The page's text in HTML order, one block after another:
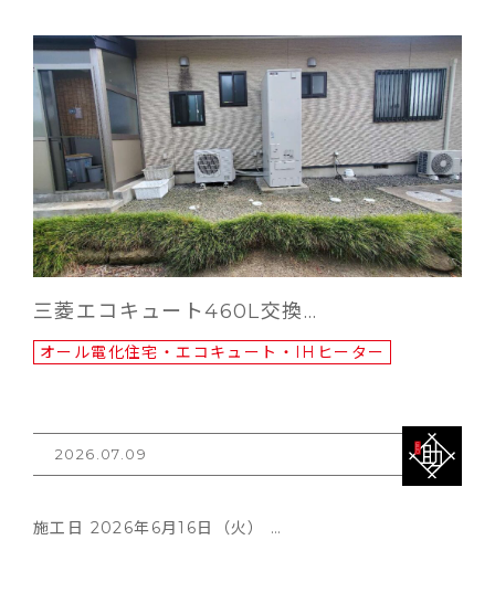
三菱エコキュート460L交換…
オール電化住宅・エコキュート・IHヒーター
2026.07.09
施工日 2026年6月16日（火） …